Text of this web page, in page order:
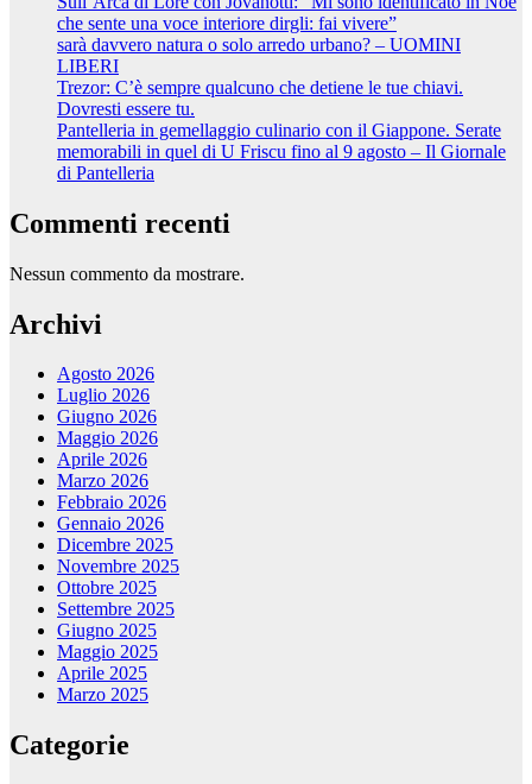
che sente una voce interiore dirgli: fai vivere”
sarà davvero natura o solo arredo urbano? – UOMINI
LIBERI
Trezor: C’è sempre qualcuno che detiene le tue chiavi.
Dovresti essere tu.
Pantelleria in gemellaggio culinario con il Giappone. Serate
memorabili in quel di U Friscu fino al 9 agosto – Il Giornale
di Pantelleria
Commenti recenti
Nessun commento da mostrare.
Archivi
Agosto 2026
Luglio 2026
Giugno 2026
Maggio 2026
Aprile 2026
Marzo 2026
Febbraio 2026
Gennaio 2026
Dicembre 2025
Novembre 2025
Ottobre 2025
Settembre 2025
Giugno 2025
Maggio 2025
Aprile 2025
Marzo 2025
Categorie